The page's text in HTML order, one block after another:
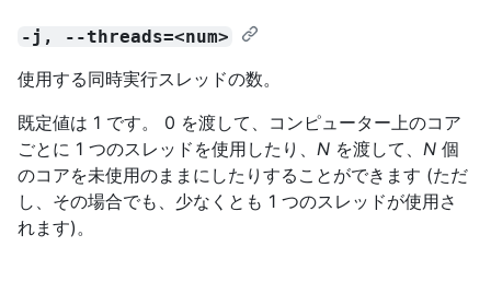
-j, --threads=<num>
使用する同時実行スレッドの数。
既定値は 1 です。 0 を渡して、コンピューター上のコア
ごとに 1 つのスレッドを使用したり、 N を渡して、 N 個
のコアを未使用のままにしたりすることができます (ただ
し、その場合でも、少なくとも 1 つのスレッドが使用さ
れます)。